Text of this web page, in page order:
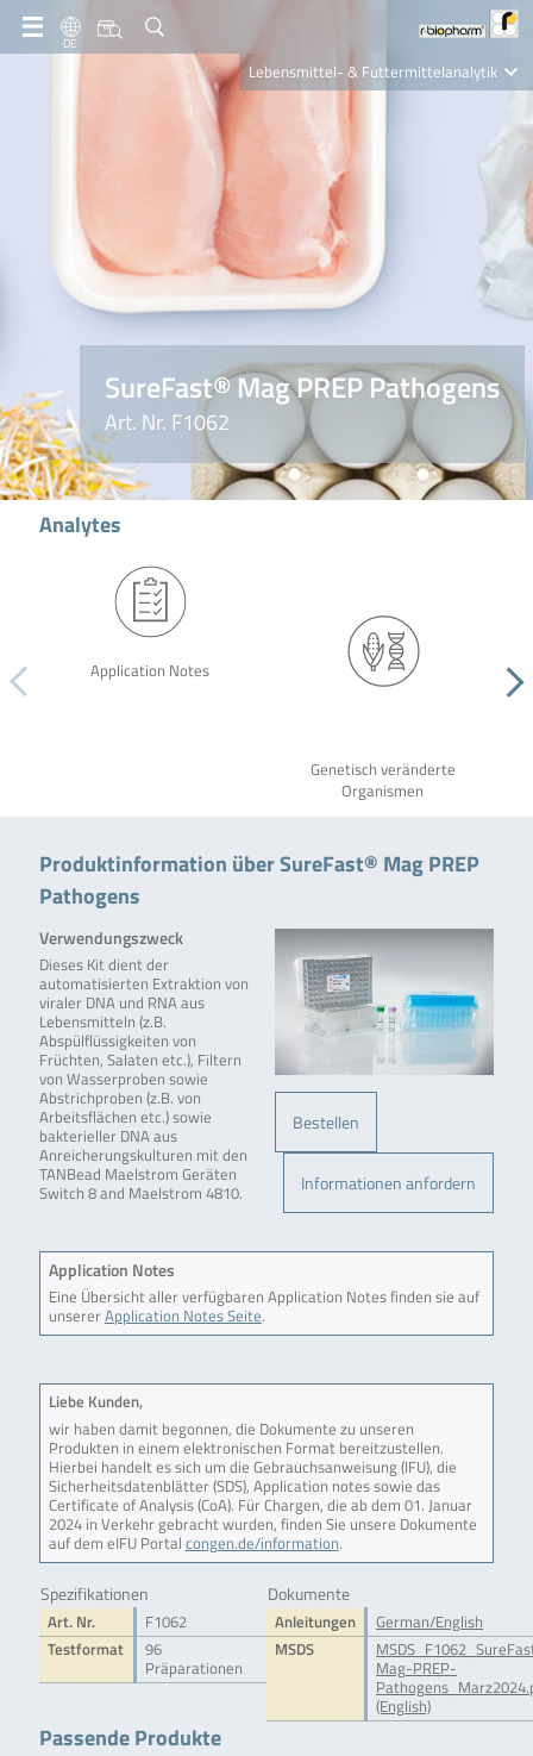
DE
Lebensmittel- & Futtermittelanalytik
Clinical Diagnostics
R-Biopharm AG
Nutrition Care
SureFast® Mag PREP Pathogens
Art. Nr. F1062
Analytes
Application Notes
Genetisch veränderte
Organismen
Produktinformation über SureFast® Mag PREP
Pathogens
Bestellen
Informationen anfordern
Verwendungszweck
Dieses Kit dient der
automatisierten Extraktion von
viraler DNA und RNA aus
Lebensmitteln (z.B.
Abspülflüssigkeiten von
Früchten, Salaten etc.), Filtern
von Wasserproben sowie
Abstrichproben (z.B. von
Arbeitsflächen etc.) sowie
bakterieller DNA aus
Anreicherungskulturen mit den
TANBead Maelstrom Geräten
Switch 8 and Maelstrom 4810.
Application Notes
Eine Übersicht aller verfügbaren Application Notes finden sie auf
unsererApplication Notes Seite.
Liebe Kunden,
wir haben damit begonnen, die Dokumente zu unseren
Produkten in einem elektronischen Format bereitzustellen.
Hierbei handelt es sich um die Gebrauchsanweisung (IFU), die
Sicherheitsdatenblätter (SDS), Application notes sowie das
Certificate of Analysis (CoA). Für Chargen, die ab dem 01. Januar
2024 in Verkehr gebracht wurden, finden Sie unsere Dokumente
auf dem eIFU Portal congen.de/information.
Spezifikationen
Art. Nr.
F1062
Testformat
96
Präparationen
Dokumente
Anleitungen
German/English
MSDS
Mag-PREP-
(English)
Passende Produkte